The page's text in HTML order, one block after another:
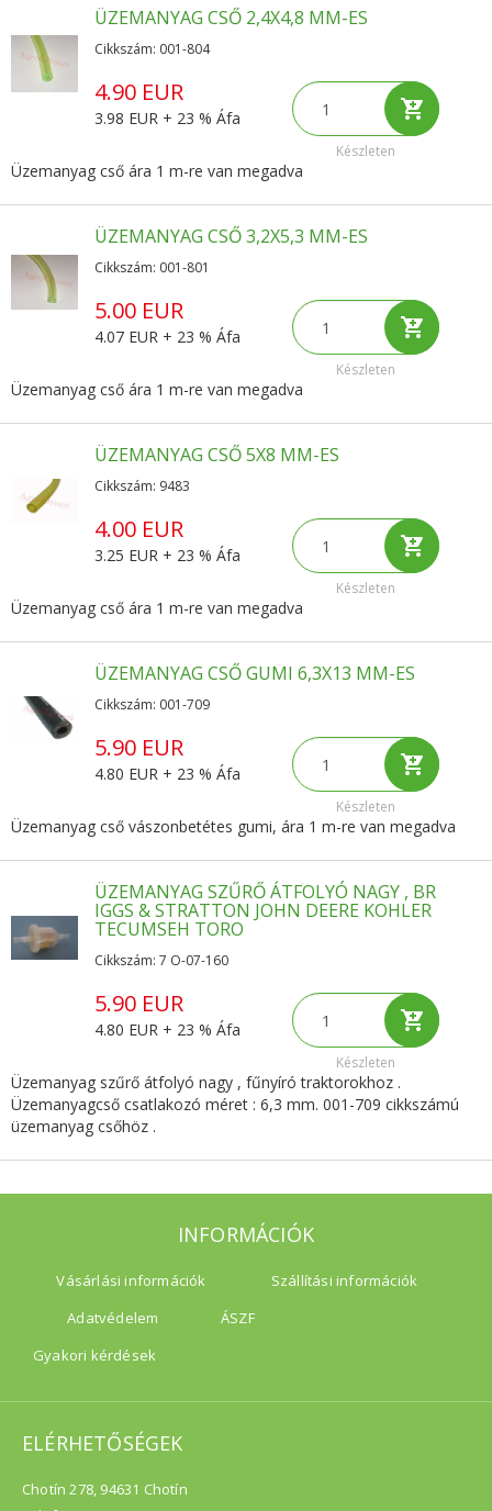
ÜZEMANYAG CSŐ 2,4X4,8 MM-ES
Cikkszám: 001-804
4.90 EUR
3.98 EUR + 23 % Áfa
Készleten
Üzemanyag cső ára 1 m-re van megadva
ÜZEMANYAG CSŐ 3,2X5,3 MM-ES
Cikkszám: 001-801
5.00 EUR
4.07 EUR + 23 % Áfa
Készleten
Üzemanyag cső ára 1 m-re van megadva
ÜZEMANYAG CSŐ 5X8 MM-ES
Cikkszám: 9483
4.00 EUR
3.25 EUR + 23 % Áfa
Készleten
Üzemanyag cső ára 1 m-re van megadva
ÜZEMANYAG CSŐ GUMI 6,3X13 MM-ES
Cikkszám: 001-709
5.90 EUR
4.80 EUR + 23 % Áfa
Készleten
Üzemanyag cső vászonbetétes gumi, ára 1 m-re van megadva
ÜZEMANYAG SZŰRŐ ÁTFOLYÓ NAGY , BR
IGGS & STRATTON JOHN DEERE KOHLER
TECUMSEH TORO
Cikkszám: 7 O-07-160
5.90 EUR
4.80 EUR + 23 % Áfa
Készleten
Üzemanyag szűrő átfolyó nagy , fűnyíró traktorokhoz .
Üzemanyagcső csatlakozó méret : 6,3 mm. 001-709 cikkszámú
üzemanyag csőhöz .
INFORMÁCIÓK
Vásárlási információk
Szállítási információk
Adatvédelem
ÁSZF
Gyakori kérdések
ELÉRHETŐSÉGEK
Chotín 278, 94631 Chotín